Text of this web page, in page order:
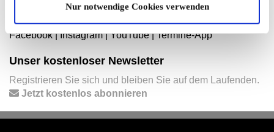
Nur notwendige Cookies verwenden
Folgen Sie uns auf unseren Social-Media-Seiten oder
laden Sie unsere Termine-App herunter:
Facebook|Instagram|YouTube|Termine-App
Unser kostenloser Newsletter
Registrieren Sie sich und bleiben Sie auf dem Laufenden.
Jetzt kostenlos abonnieren